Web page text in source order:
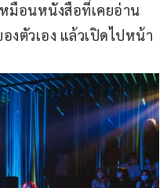
มือนหนังสือที่เคยอ่าน
งตัวเอง แล้วเปิดไปหน้า